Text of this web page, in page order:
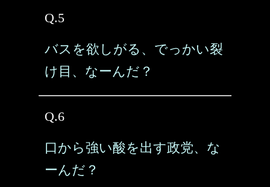
Q.5
バスを欲しがる、でっかい裂
け目、なーんだ？
Q.6
口から強い酸を出す政党、な
ーんだ？